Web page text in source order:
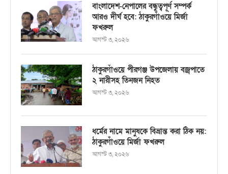
বাংলাদেশ-নেপালের বন্ধুত্বপূর্ণ সম্পর্ক
আরও দীর্ঘ হবে: ঠাকুরগাঁওয়ে মির্জা
ফখরুল
আগস্ট ৩, ২০২৬
ঠাকুরগাঁওয়ে পীরগঞ্জ উপজেলায় বজ্রপাতে
২ নারীসহ তিনজন নিহত
আগস্ট ৩, ২০২৬
ধর্মের নামে মানুষকে বিভ্রান্ত করা ঠিক নয়:
ঠাকুরগাঁওয়ে মির্জা ফখরুল
আগস্ট ৩, ২০২৬